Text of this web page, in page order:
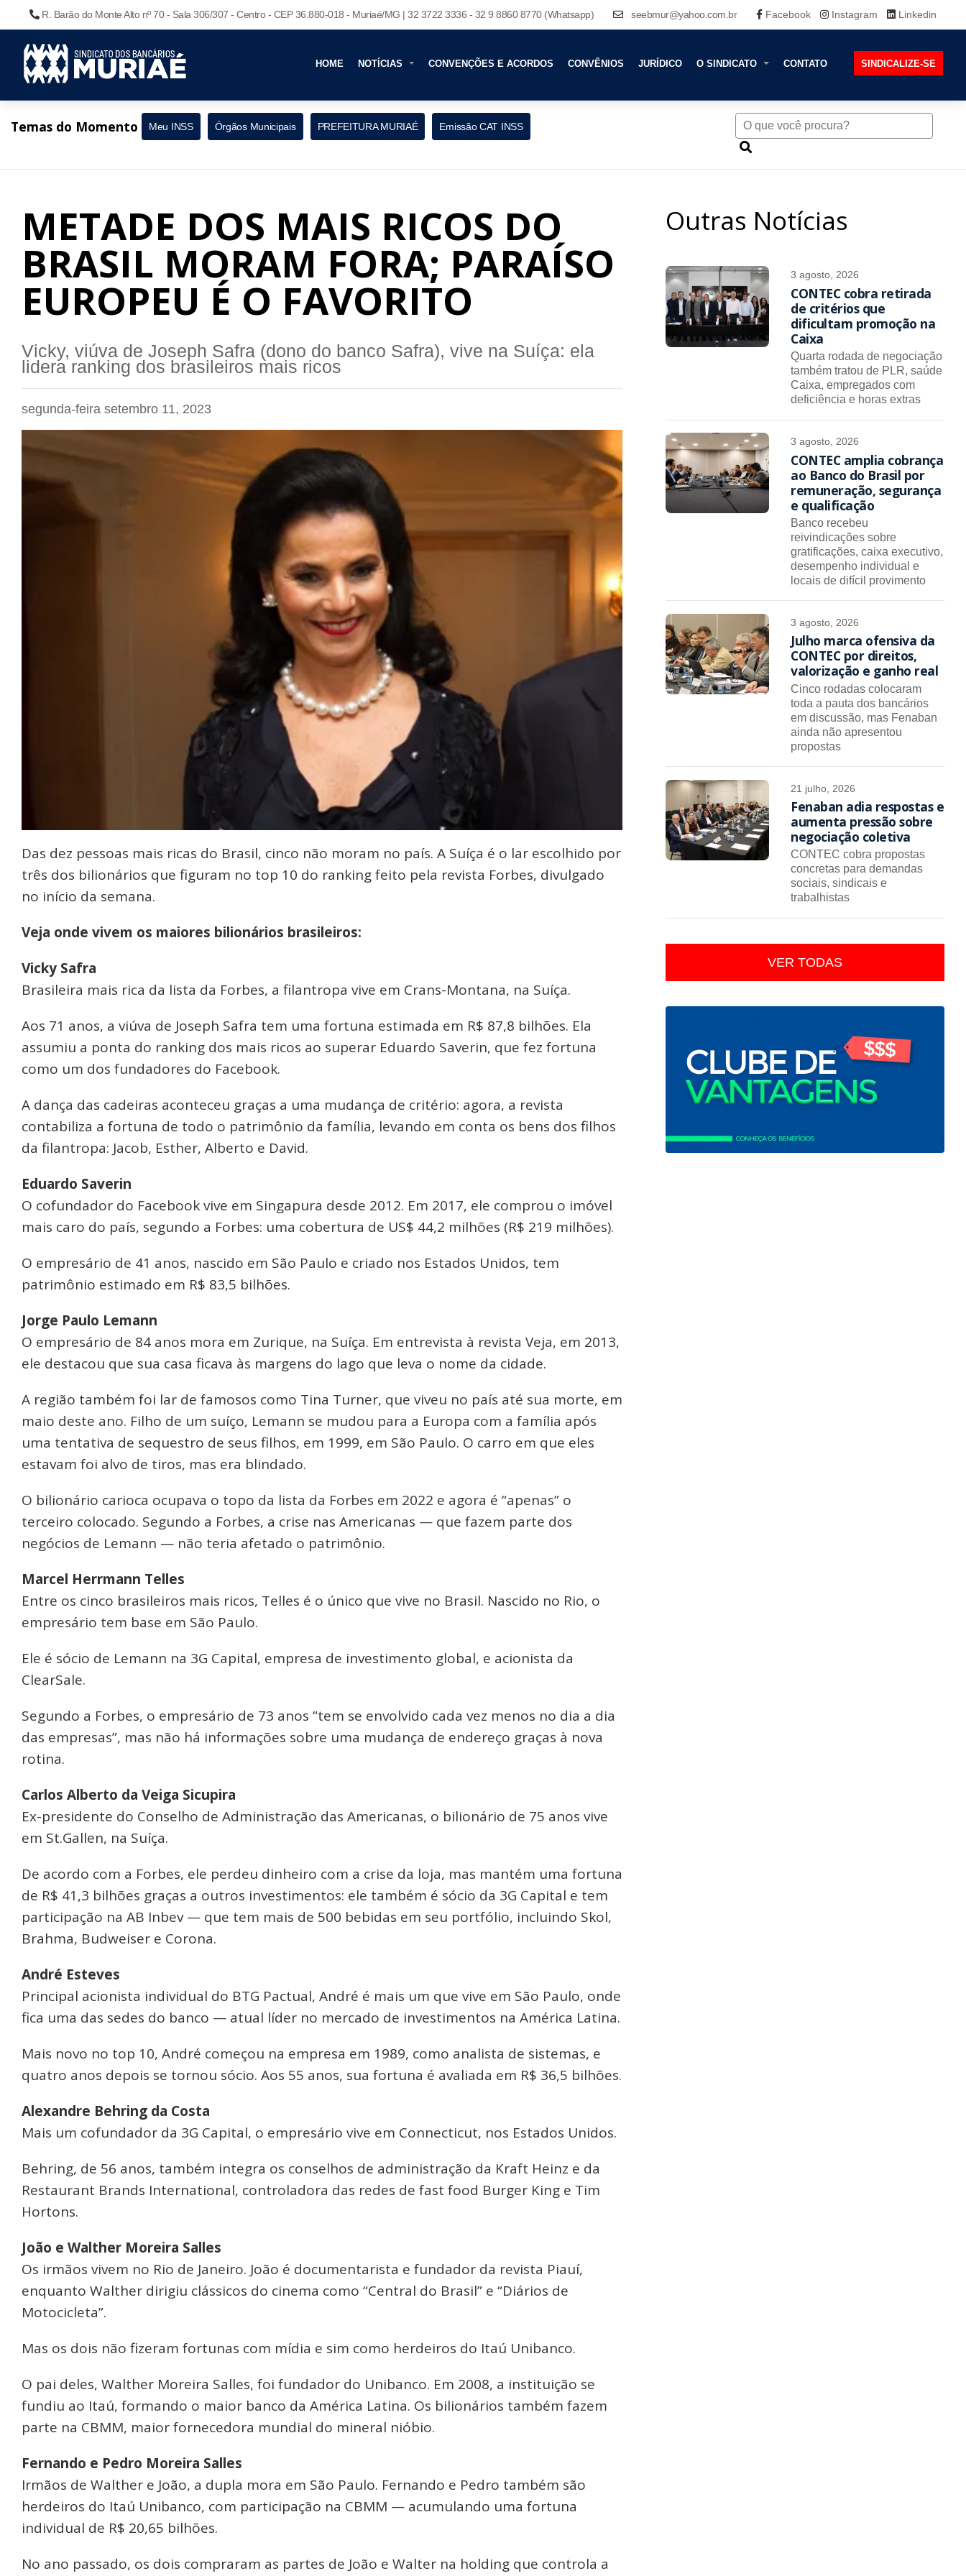
R. Barão do Monte Alto nº 70 - Sala 306/307 - Centro - CEP 36.880-018 - Muriaé/MG | 32 3722 3336 - 32 9 8860 8770 (Whatsapp) seebmur@yahoo.com.br Facebook Instagram Linkedin
HOME NOTÍCIAS CONVENÇÕES E ACORDOS CONVÊNIOS JURÍDICO O SINDICATO CONTATO SINDICALIZE-SE
Temas do Momento Meu INSS Órgãos Municipais PREFEITURA MURIAÉ Emissão CAT INSS
METADE DOS MAIS RICOS DO
BRASIL MORAM FORA; PARAÍSO
EUROPEU É O FAVORITO
Vicky, viúva de Joseph Safra (dono do banco Safra), vive na Suíça: ela
lidera ranking dos brasileiros mais ricos
segunda-feira setembro 11, 2023
Das dez pessoas mais ricas do Brasil, cinco não moram no país. A Suíça é o lar escolhido por
três dos bilionários que figuram no top 10 do ranking feito pela revista Forbes, divulgado
no início da semana.
Veja onde vivem os maiores bilionários brasileiros:
Vicky Safra
Brasileira mais rica da lista da Forbes, a filantropa vive em Crans-Montana, na Suíça.
Aos 71 anos, a viúva de Joseph Safra tem uma fortuna estimada em R$ 87,8 bilhões. Ela
assumiu a ponta do ranking dos mais ricos ao superar Eduardo Saverin, que fez fortuna
como um dos fundadores do Facebook.
A dança das cadeiras aconteceu graças a uma mudança de critério: agora, a revista
contabiliza a fortuna de todo o patrimônio da família, levando em conta os bens dos filhos
da filantropa: Jacob, Esther, Alberto e David.
Eduardo Saverin
O cofundador do Facebook vive em Singapura desde 2012. Em 2017, ele comprou o imóvel
mais caro do país, segundo a Forbes: uma cobertura de US$ 44,2 milhões (R$ 219 milhões).
O empresário de 41 anos, nascido em São Paulo e criado nos Estados Unidos, tem
patrimônio estimado em R$ 83,5 bilhões.
Jorge Paulo Lemann
O empresário de 84 anos mora em Zurique, na Suíça. Em entrevista à revista Veja, em 2013,
ele destacou que sua casa ficava às margens do lago que leva o nome da cidade.
A região também foi lar de famosos como Tina Turner, que viveu no país até sua morte, em
maio deste ano. Filho de um suíço, Lemann se mudou para a Europa com a família após
uma tentativa de sequestro de seus filhos, em 1999, em São Paulo. O carro em que eles
estavam foi alvo de tiros, mas era blindado.
O bilionário carioca ocupava o topo da lista da Forbes em 2022 e agora é “apenas” o
terceiro colocado. Segundo a Forbes, a crise nas Americanas — que fazem parte dos
negócios de Lemann — não teria afetado o patrimônio.
Marcel Herrmann Telles
Entre os cinco brasileiros mais ricos, Telles é o único que vive no Brasil. Nascido no Rio, o
empresário tem base em São Paulo.
Ele é sócio de Lemann na 3G Capital, empresa de investimento global, e acionista da
ClearSale.
Segundo a Forbes, o empresário de 73 anos “tem se envolvido cada vez menos no dia a dia
das empresas”, mas não há informações sobre uma mudança de endereço graças à nova
rotina.
Carlos Alberto da Veiga Sicupira
Ex-presidente do Conselho de Administração das Americanas, o bilionário de 75 anos vive
em St.Gallen, na Suíça.
De acordo com a Forbes, ele perdeu dinheiro com a crise da loja, mas mantém uma fortuna
de R$ 41,3 bilhões graças a outros investimentos: ele também é sócio da 3G Capital e tem
participação na AB Inbev — que tem mais de 500 bebidas em seu portfólio, incluindo Skol,
Brahma, Budweiser e Corona.
André Esteves
Principal acionista individual do BTG Pactual, André é mais um que vive em São Paulo, onde
fica uma das sedes do banco — atual líder no mercado de investimentos na América Latina.
Mais novo no top 10, André começou na empresa em 1989, como analista de sistemas, e
quatro anos depois se tornou sócio. Aos 55 anos, sua fortuna é avaliada em R$ 36,5 bilhões.
Alexandre Behring da Costa
Mais um cofundador da 3G Capital, o empresário vive em Connecticut, nos Estados Unidos.
Behring, de 56 anos, também integra os conselhos de administração da Kraft Heinz e da
Restaurant Brands International, controladora das redes de fast food Burger King e Tim
Hortons.
João e Walther Moreira Salles
Os irmãos vivem no Rio de Janeiro. João é documentarista e fundador da revista Piauí,
enquanto Walther dirigiu clássicos do cinema como “Central do Brasil” e “Diários de
Motocicleta”.
Mas os dois não fizeram fortunas com mídia e sim como herdeiros do Itaú Unibanco.
O pai deles, Walther Moreira Salles, foi fundador do Unibanco. Em 2008, a instituição se
fundiu ao Itaú, formando o maior banco da América Latina. Os bilionários também fazem
parte na CBMM, maior fornecedora mundial do mineral nióbio.
Fernando e Pedro Moreira Salles
Irmãos de Walther e João, a dupla mora em São Paulo. Fernando e Pedro também são
herdeiros do Itaú Unibanco, com participação na CBMM — acumulando uma fortuna
individual de R$ 20,65 bilhões.
No ano passado, os dois compraram as partes de João e Walter na holding que controla a
Outras Notícias
3 agosto, 2026
CONTEC cobra retirada
de critérios que
dificultam promoção na
Caixa
Quarta rodada de negociação
também tratou de PLR, saúde
Caixa, empregados com
deficiência e horas extras
3 agosto, 2026
CONTEC amplia cobrança
ao Banco do Brasil por
remuneração, segurança
e qualificação
Banco recebeu
reivindicações sobre
gratificações, caixa executivo,
desempenho individual e
locais de difícil provimento
3 agosto, 2026
Julho marca ofensiva da
CONTEC por direitos,
valorização e ganho real
Cinco rodadas colocaram
toda a pauta dos bancários
em discussão, mas Fenaban
ainda não apresentou
propostas
21 julho, 2026
Fenaban adia respostas e
aumenta pressão sobre
negociação coletiva
CONTEC cobra propostas
concretas para demandas
sociais, sindicais e
trabalhistas
VER TODAS